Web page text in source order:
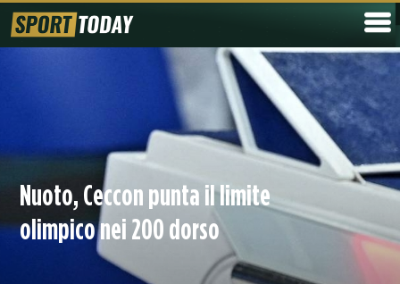
Nuoto, Ceccon punta il limite
olimpico nei 200 dorso